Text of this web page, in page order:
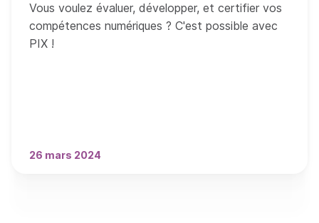
Vous voulez évaluer, développer, et certifier vos
compétences numériques ? C'est possible avec
PIX !
26 mars 2024